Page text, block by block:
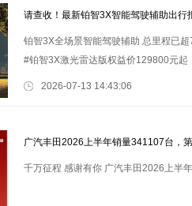
请查收！最新铂智3X智能驾驶辅助出行
铂智3X全场景智能驾驶辅助 总里程已
#铂智3X激光雷达版权益价129800元起
2026-07-13 14:43:06
广汽丰田2026上半年销量341107台，
千万征程 感谢有你 广汽丰田2026上半